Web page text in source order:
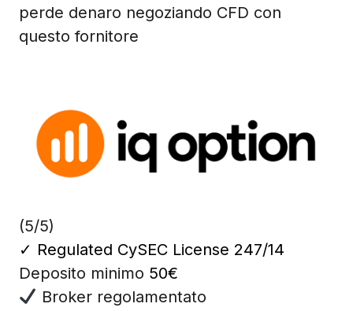
perde denaro negoziando CFD con
questo fornitore
(5/5)
✓ Regulated CySEC License 247/14
Deposito minimo 50€
Broker regolamentato